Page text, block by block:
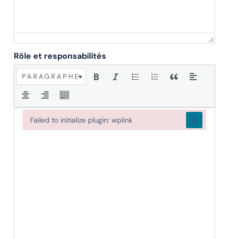
Rôle et responsabilités
PARAGRAPHE
Failed to initialize plugin: wplink ×
Failed to initialize plugin: wplink